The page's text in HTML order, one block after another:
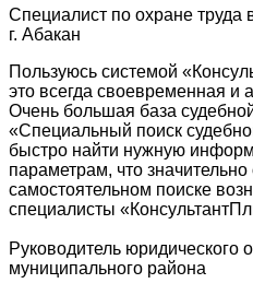
Специалист по охране труда
г. Абакан
Пользуюсь системой
это всегда своевременная и
Очень большая база
«Специальный поиск
быстро найти нужную
параметрам, что
самостоятельном поиске
специалисты
Руководитель юридического
муниципального района